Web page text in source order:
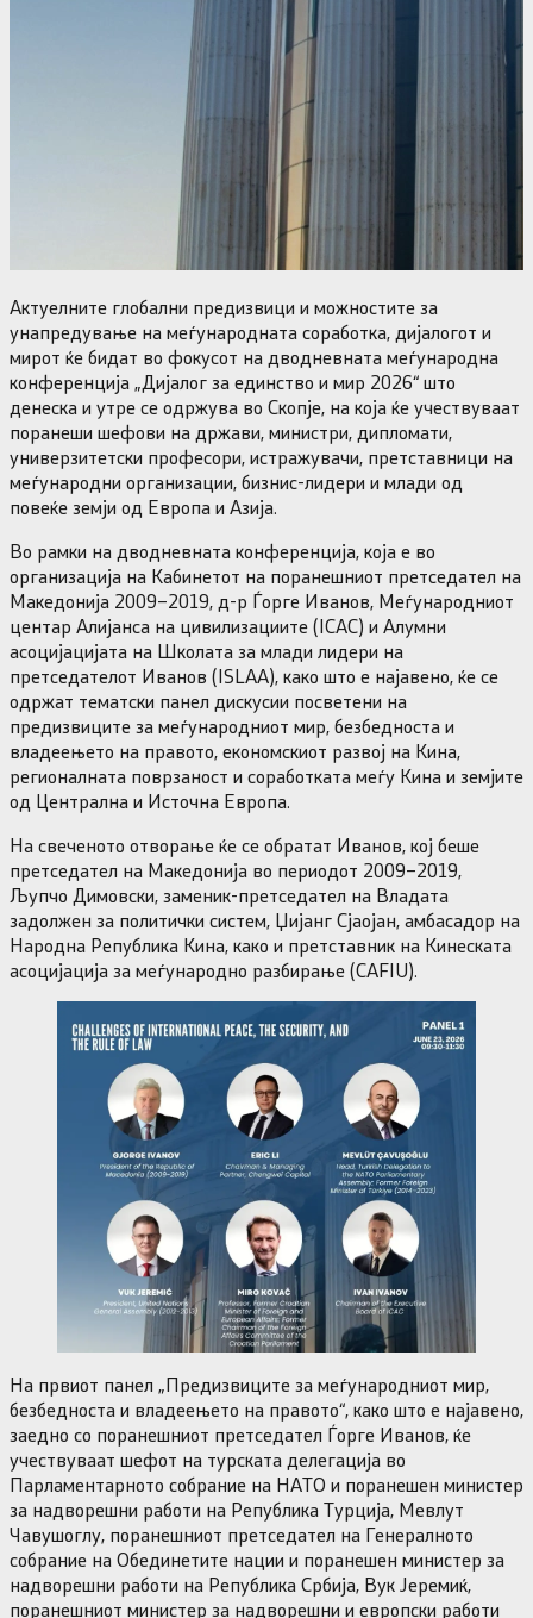
Актуелните глобални предизвици и можностите за
унапредување на меѓународната соработка, дијалогот и
мирот ќе бидат во фокусот на дводневната меѓународна
конференција „Дијалог за единство и мир 2026“ што
денеска и утре се одржува во Скопје, на која ќе учествуваат
поранеши шефови на држави, министри, дипломати,
универзитетски професори, истражувачи, претставници на
меѓународни организации, бизнис-лидери и млади од
повеќе земји од Европа и Азија.
Во рамки на дводневната конференција, која е во
организација на Кабинетот на поранешниот претседател на
Македонија 2009–2019, д-р Ѓорге Иванов, Меѓународниот
центар Алијанса на цивилизациите (ICAC) и Алумни
асоцијацијата на Школата за млади лидери на
претседателот Иванов (ISLAA), како што е најавено, ќе се
одржат тематски панел дискусии посветени на
предизвиците за меѓународниот мир, безбедноста и
владеењето на правото, економскиот развој на Кина,
регионалната поврзаност и соработката меѓу Кина и земјите
од Централна и Источна Европа.
На свеченото отворање ќе се обратат Иванов, кој беше
претседател на Македонија во периодот 2009–2019,
Љупчо Димовски, заменик-претседател на Владата
задолжен за политички систем, Џијанг Сјаојан, амбасадор на
Народна Република Кина, како и претставник на Кинеската
асоцијација за меѓународно разбирање (CAFIU).
На првиот панел „Предизвиците за меѓународниот мир,
безбедноста и владеењето на правото“, како што е најавено,
заедно со поранешниот претседател Ѓорге Иванов, ќе
учествуваат шефот на турската делегација во
Парламентарното собрание на НАТО и поранешен министер
за надворешни работи на Република Турција, Мевлут
Чавушоглу, поранешниот претседател на Генералното
собрание на Обединетите нации и поранешен министер за
надворешни работи на Република Србија, Вук Јеремиќ,
поранешниот министер за надворешни и европски работи